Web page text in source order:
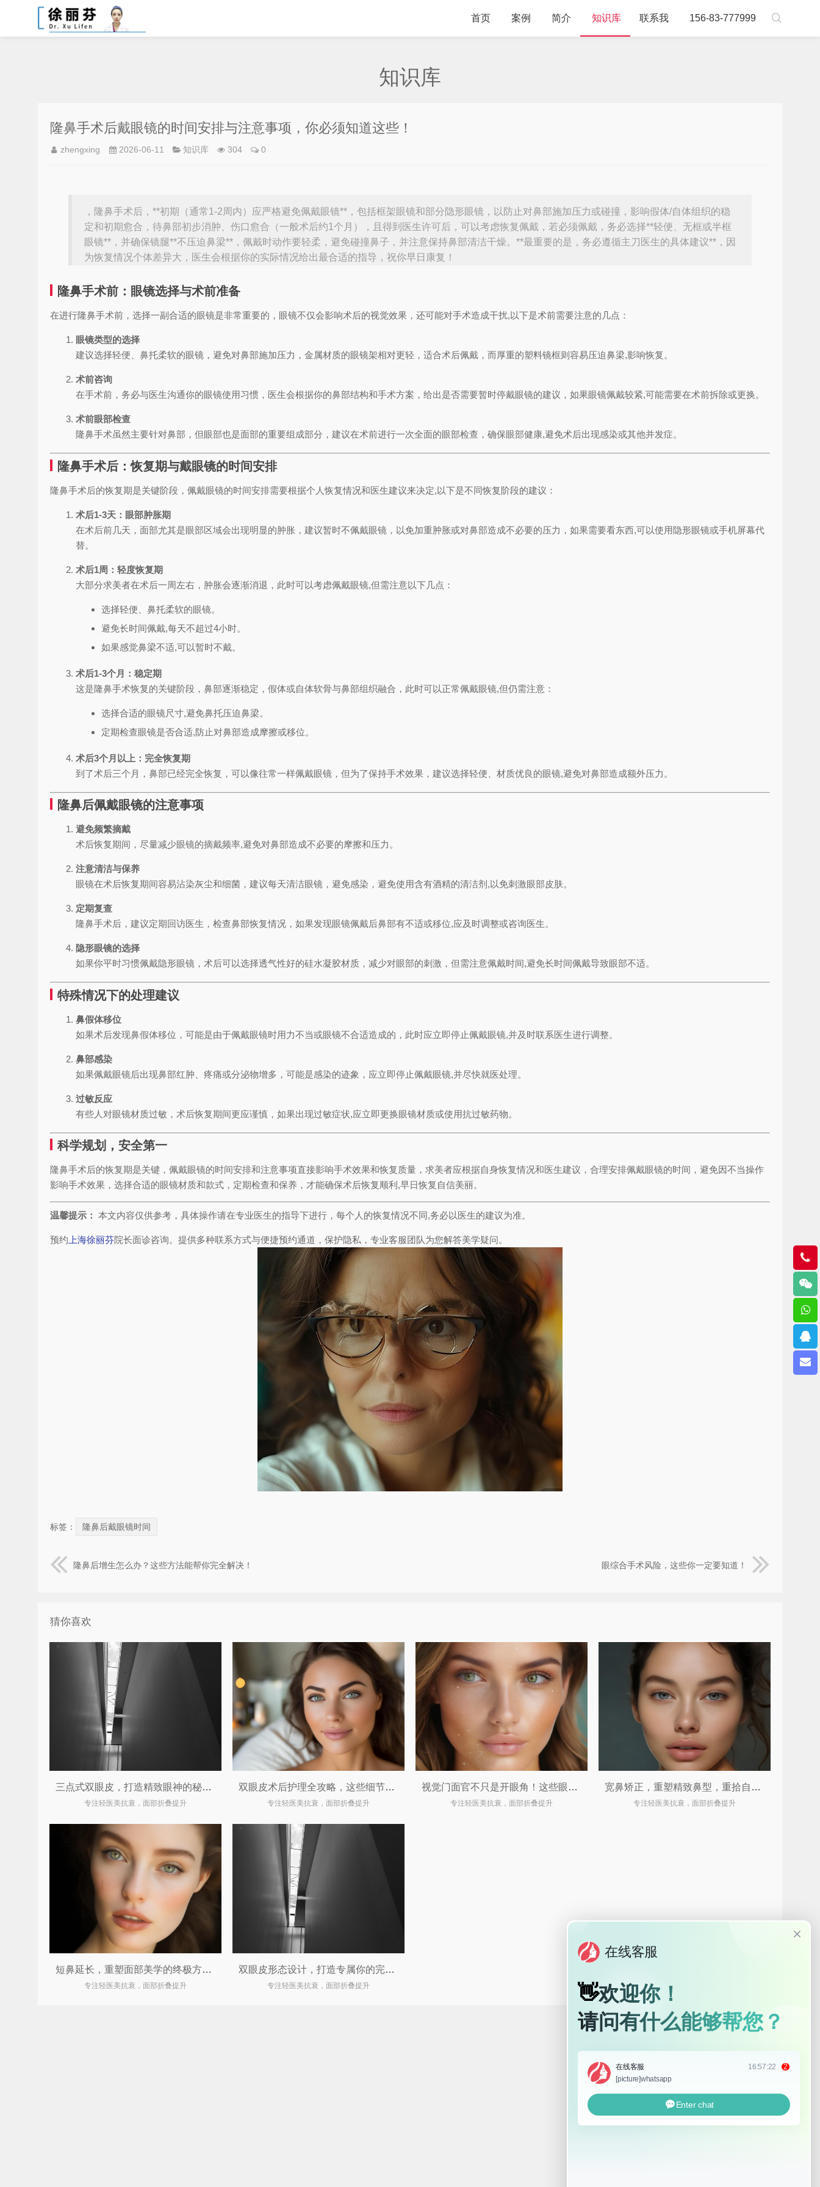
首页 案例 简介 知识库 联系我 156-83-777999 
知识库
隆鼻手术后戴眼镜的时间安排与注意事项，你必须知道这些！
zhengxing 2026-06-11 知识库 304 0
，隆鼻手术后，**初期（通常1-2周内）应严格避免佩戴眼镜**，包括框架眼镜和部分隐形眼镜，以防止对鼻部施加压力或碰撞，影响假体/自体组织的稳
定和初期愈合，待鼻部初步消肿、伤口愈合（一般术后约1个月），且得到医生许可后，可以考虑恢复佩戴，若必须佩戴，务必选择**轻便、无框或半框
眼镜**，并确保镜腿**不压迫鼻梁**，佩戴时动作要轻柔，避免碰撞鼻子，并注意保持鼻部清洁干燥。**最重要的是，务必遵循主刀医生的具体建议**，因
为恢复情况个体差异大，医生会根据你的实际情况给出最合适的指导，祝你早日康复！
隆鼻手术前：眼镜选择与术前准备
在进行隆鼻手术前，选择一副合适的眼镜是非常重要的，眼镜不仅会影响术后的视觉效果，还可能对手术造成干扰,以下是术前需要注意的几点：
眼镜类型的选择
建议选择轻便、鼻托柔软的眼镜，避免对鼻部施加压力，金属材质的眼镜架相对更轻，适合术后佩戴，而厚重的塑料镜框则容易压迫鼻梁,影响恢复。
术前咨询
在手术前，务必与医生沟通你的眼镜使用习惯，医生会根据你的鼻部结构和手术方案，给出是否需要暂时停戴眼镜的建议，如果眼镜佩戴较紧,可能需要在术前拆除或更换。
术前眼部检查
隆鼻手术虽然主要针对鼻部，但眼部也是面部的重要组成部分，建议在术前进行一次全面的眼部检查，确保眼部健康,避免术后出现感染或其他并发症。
隆鼻手术后：恢复期与戴眼镜的时间安排
隆鼻手术后的恢复期是关键阶段，佩戴眼镜的时间安排需要根据个人恢复情况和医生建议来决定,以下是不同恢复阶段的建议：
术后1-3天：眼部肿胀期
在术后前几天，面部尤其是眼部区域会出现明显的肿胀，建议暂时不佩戴眼镜，以免加重肿胀或对鼻部造成不必要的压力，如果需要看东西,可以使用隐形眼镜或手机屏幕代
替。
术后1周：轻度恢复期
大部分求美者在术后一周左右，肿胀会逐渐消退，此时可以考虑佩戴眼镜,但需注意以下几点：
选择轻便、鼻托柔软的眼镜。
避免长时间佩戴,每天不超过4小时。
如果感觉鼻梁不适,可以暂时不戴。
术后1-3个月：稳定期
这是隆鼻手术恢复的关键阶段，鼻部逐渐稳定，假体或自体软骨与鼻部组织融合，此时可以正常佩戴眼镜,但仍需注意：
选择合适的眼镜尺寸,避免鼻托压迫鼻梁。
定期检查眼镜是否合适,防止对鼻部造成摩擦或移位。
术后3个月以上：完全恢复期
到了术后三个月，鼻部已经完全恢复，可以像往常一样佩戴眼镜，但为了保持手术效果，建议选择轻便、材质优良的眼镜,避免对鼻部造成额外压力。
隆鼻后佩戴眼镜的注意事项
避免频繁摘戴
术后恢复期间，尽量减少眼镜的摘戴频率,避免对鼻部造成不必要的摩擦和压力。
注意清洁与保养
眼镜在术后恢复期间容易沾染灰尘和细菌，建议每天清洁眼镜，避免感染，避免使用含有酒精的清洁剂,以免刺激眼部皮肤。
定期复查
隆鼻手术后，建议定期回访医生，检查鼻部恢复情况，如果发现眼镜佩戴后鼻部有不适或移位,应及时调整或咨询医生。
隐形眼镜的选择
如果你平时习惯佩戴隐形眼镜，术后可以选择透气性好的硅水凝胶材质，减少对眼部的刺激，但需注意佩戴时间,避免长时间佩戴导致眼部不适。
特殊情况下的处理建议
鼻假体移位
如果术后发现鼻假体移位，可能是由于佩戴眼镜时用力不当或眼镜不合适造成的，此时应立即停止佩戴眼镜,并及时联系医生进行调整。
鼻部感染
如果佩戴眼镜后出现鼻部红肿、疼痛或分泌物增多，可能是感染的迹象，应立即停止佩戴眼镜,并尽快就医处理。
过敏反应
有些人对眼镜材质过敏，术后恢复期间更应谨慎，如果出现过敏症状,应立即更换眼镜材质或使用抗过敏药物。
科学规划，安全第一
隆鼻手术后的恢复期是关键，佩戴眼镜的时间安排和注意事项直接影响手术效果和恢复质量，求美者应根据自身恢复情况和医生建议，合理安排佩戴眼镜的时间，避免因不当操作
影响手术效果，选择合适的眼镜材质和款式，定期检查和保养，才能确保术后恢复顺利,早日恢复自信美丽。
温馨提示： 本文内容仅供参考，具体操作请在专业医生的指导下进行，每个人的恢复情况不同,务必以医生的建议为准。
预约 上海徐丽芬院长面诊咨询。提供多种联系方式与便捷预约通道，保护隐私，专业客服团队为您解答美学疑问。
标签： 隆鼻后戴眼镜时间
隆鼻后增生怎么办？这些方法能帮你完全解决！ 眼综合手术风险，这些你一定要知道！
猜你喜欢
三点式双眼皮，打造精致眼神的秘密武器
专注轻医美抗衰，面部折叠提升
双眼皮术后护理全攻略，这些细节你一定要知道！
专注轻医美抗衰，面部折叠提升
视觉门面官不只是开眼角！这些眼整形手术让你由内而外散发光彩 ✨
专注轻医美抗衰，面部折叠提升
宽鼻矫正，重塑精致鼻型，重拾自信魅力
专注轻医美抗衰，面部折叠提升
短鼻延长，重塑面部美学的终极方案！
专注轻医美抗衰，面部折叠提升
双眼皮形态设计，打造专属你的完美眼眸
专注轻医美抗衰，面部折叠提升